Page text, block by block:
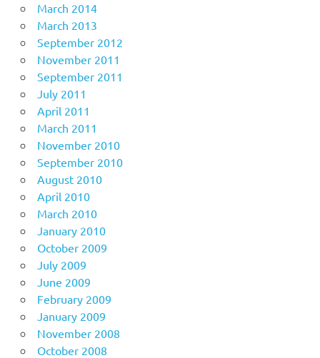
March 2014
March 2013
September 2012
November 2011
September 2011
July 2011
April 2011
March 2011
November 2010
September 2010
August 2010
April 2010
March 2010
January 2010
October 2009
July 2009
June 2009
February 2009
January 2009
November 2008
October 2008